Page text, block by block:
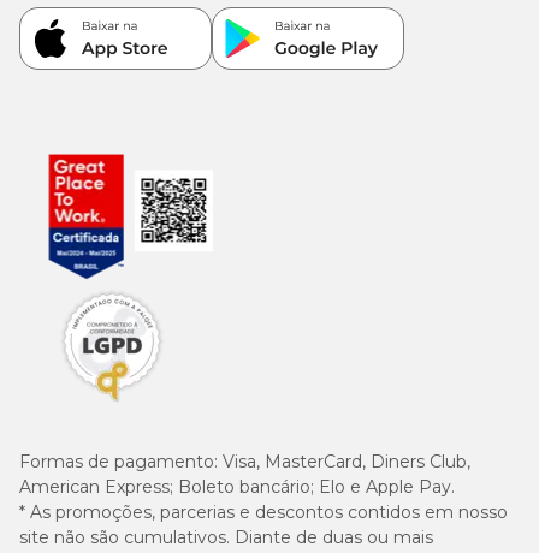
Formas de pagamento: Visa, MasterCard, Diners Club,
American Express; Boleto bancário; Elo e Apple Pay.
* As promoções, parcerias e descontos contidos em nosso
site não são cumulativos. Diante de duas ou mais